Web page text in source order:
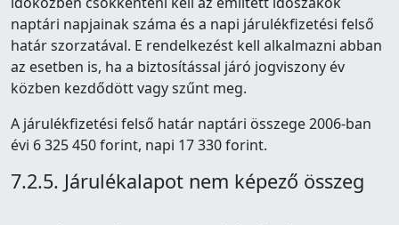
naptári napjainak száma és a napi járulékfizetési felső
határ szorzatával. E rendelkezést kell alkalmazni abban
az esetben is, ha a biztosítással járó jogviszony év
közben kezdődött vagy szűnt meg.
A járulékfizetési felső határ naptári összege 2006-ban
évi 6 325 450 forint, napi 17 330 forint.
7.2.5. Járulékalapot nem képező összeg